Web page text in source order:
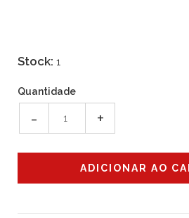
Stock: 1
Quantidade
- +